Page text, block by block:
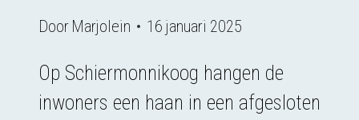
Door Marjolein 16 januari 2025
Op Schiermonnikoog hangen de
inwoners een haan in een afgesloten